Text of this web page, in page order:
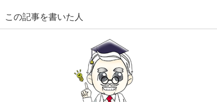
この記事を書いた人